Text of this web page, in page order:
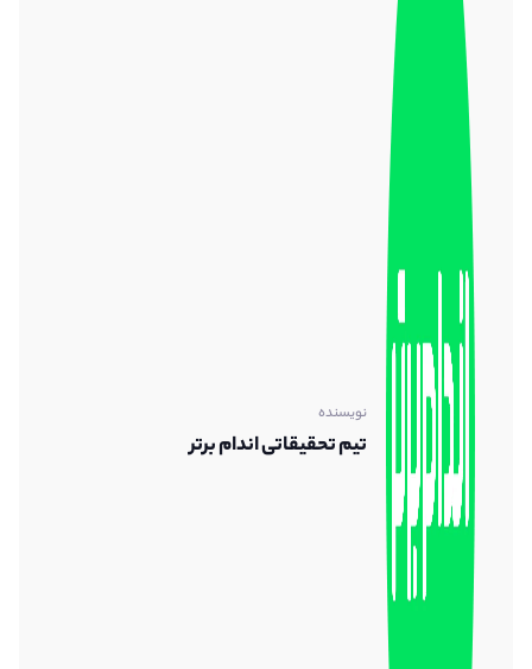
نویسنده
تیم تحقیقاتی اندام برتر